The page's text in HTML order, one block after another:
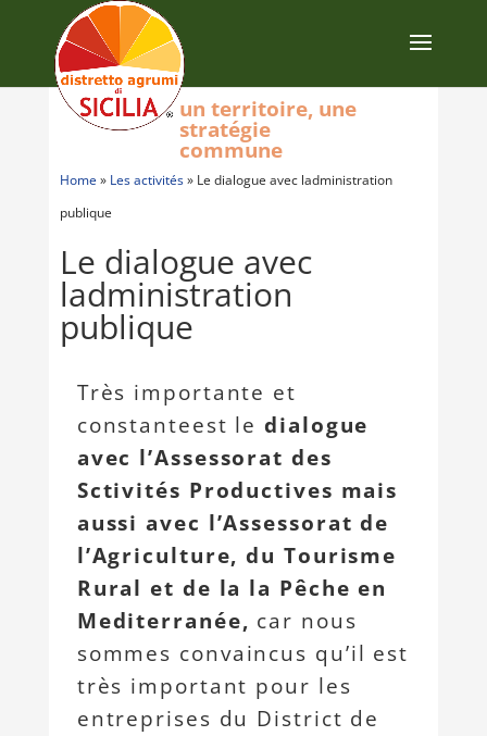
Home » Les activités» Le dialogue avec ladministration
publique
Le dialogue avec
ladministration
publique
Très importante et
constanteest le dialogue
avec l’Assessorat des
Sctivités Productives mais
aussi avec l’Assessorat de
l’Agriculture, du Tourisme
Rural et de la la Pêche en
Mediterranée, car nous
sommes convaincus qu’il est
très important pour les
entreprises du District de
un territoire, une
stratégie
commune